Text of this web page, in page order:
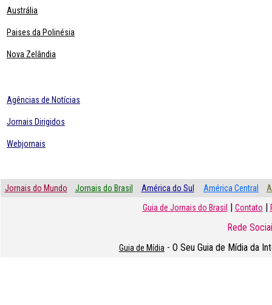
Austrália
Paises da Polinésia
Nova Zelândia
Agências de Notícias
Jornais Dirigidos
Webjornais
Jornais do Mundo Jornais do Brasil América do Sul América Central
Guia de Jornais do Brasil | Contato |
Rede
Guia de Mídia - O Seu Guia de Mídia da